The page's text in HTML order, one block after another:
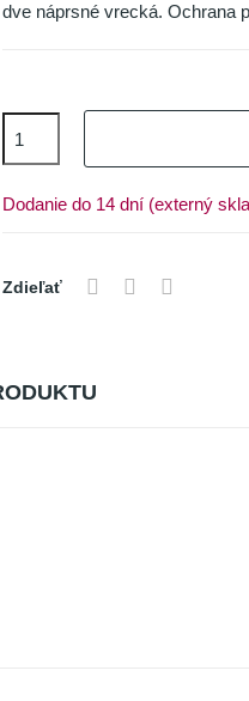
dve náprsné vrecká. Ochrana
Dodanie do 14 dní (externý
Zdieľať